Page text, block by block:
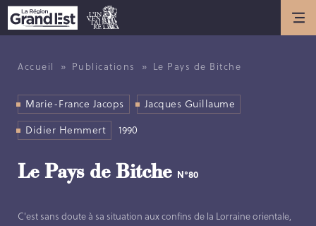
Actualités
ACTUALITÉS
GÉNÉRAL DU PATRIMOINE
CULTUREL
Présentation
GÉNÉRAL
Accueil » Publications » Le Pays de Bitche
Marie-France Jacops
Jacques Guillaume
Didier Hemmert
1990
Le Pays de Bitche N°80
C'est sans doute à sa situation aux confins de la Lorraine orientale,